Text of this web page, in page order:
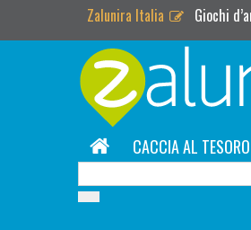
Zalunira Italia Giochi
CACCIA AL TESORO